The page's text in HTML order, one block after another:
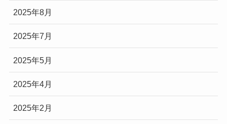
2025年8月
2025年7月
2025年5月
2025年4月
2025年2月